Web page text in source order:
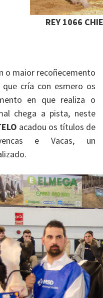
REY 1066
o maior recoñecemento
cría con esmero os
en que realiza o
chega a pista, neste
acadou os títulos de
e Vacas, un